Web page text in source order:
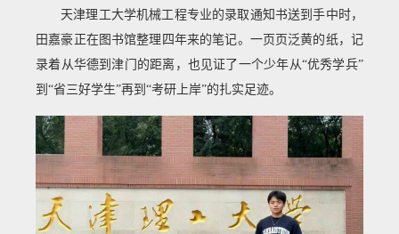
天津理工大学机械工程专业的录取通知书送到手中时，
田嘉豪正在图书馆整理四年来的笔记。一页页泛黄的纸，记
录着从华德到津门的距离，也见证了一个少年从“优秀学兵”
到“省三好学生”再到“考研上岸”的扎实足迹。